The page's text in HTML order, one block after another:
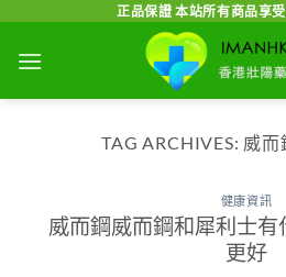
content
正品保證 本站所有商品享
TAG ARCHIVES: 威而
健康資訊
威而鋼威而鋼和犀利士
更好